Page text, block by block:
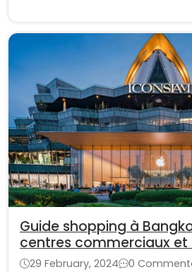
Guide shopping à
centres commerciaux
29 February, 2024
0